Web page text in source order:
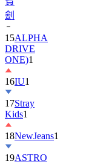
15
DRIVE
ONE)1
16IU1
17Stray
Kids
18NewJeans
19ASTRO
20Hearts2Hearts